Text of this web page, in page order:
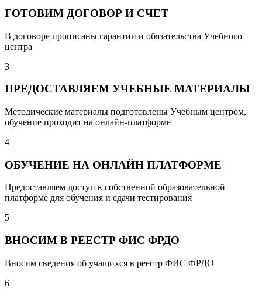
ГОТОВИМ ДОГОВОР И СЧЕТ
В договоре прописаны гарантии и обязательства Учебного
центра
3
ПРЕДОСТАВЛЯЕМ УЧЕБНЫЕ МАТЕРИАЛЫ
Методические материалы подготовлены Учебным центром,
обучение проходит на онлайн-платформе
4
ОБУЧЕНИЕ НА ОНЛАЙН ПЛАТФОРМЕ
Предоставляем доступ к собственной образовательной
платформе для обучения и сдачи тестирования
5
ВНОСИМ В РЕЕСТР ФИС ФРДО
Вносим сведения об учащихся в реестр ФИС ФРДО
6